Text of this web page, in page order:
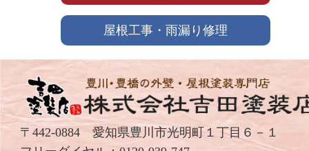
屋根工事・雨漏り修理
〒442-0884 愛知県豊川市光明町１丁目６－１